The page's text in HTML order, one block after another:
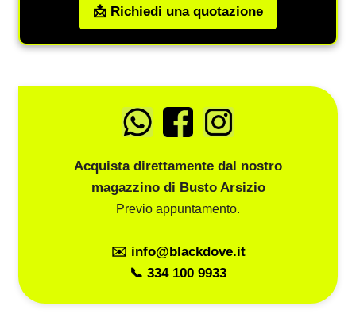
📩 Richiedi una quotazione
Acquista direttamente dal nostro
magazzino di Busto Arsizio
Previo appuntamento.
✉️ info@blackdove.it
📞 334 100 9933